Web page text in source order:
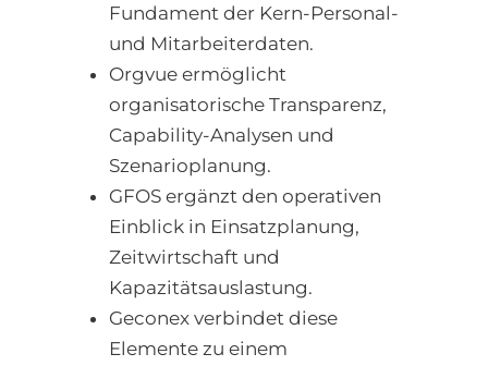
Fundament der Kern-Personal-
und Mitarbeiterdaten.
Orgvue ermöglicht
organisatorische Transparenz,
Capability-Analysen und
Szenarioplanung.
GFOS ergänzt den operativen
Einblick in Einsatzplanung,
Zeitwirtschaft und
Kapazitätsauslastung.
Geconex verbindet diese
Elemente zu einem